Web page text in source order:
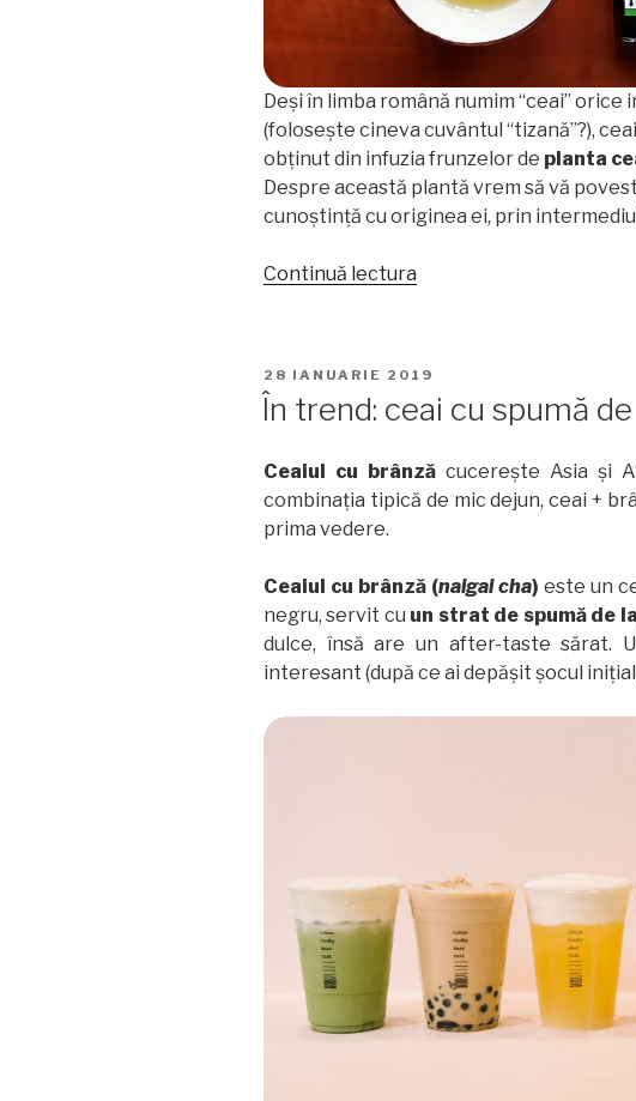
Deși în limba română numim “ceai”
(folosește cineva cuvântul “tizană”?),
obținut din infuzia frunzelor de planta
Despre această plantă vrem să vă
cunoștință cu originea ei, prin
Continuă lectura
ceaiului”
PUBLICAT
PE
28 IANUARIE 2019
În trend: ceai cu spumă
Ceaiul cu brânzăcucerește Asia și
combinația tipică de mic dejun, ceai +
prima vedere.
Ceaiul cu brânză (naigai cha) este un
negru, servit cu un strat de spumă de
dulce, însă are un after-taste sărat.
interesant (după ce ai depășit șocul